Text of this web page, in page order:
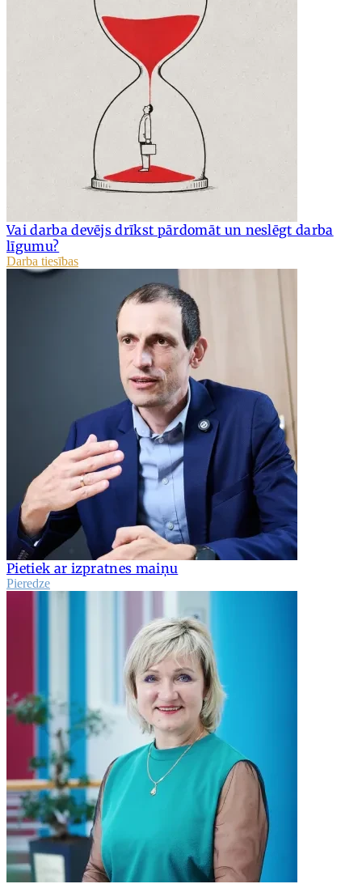
Vai darba devējs drīkst pārdomāt un neslēgt darba
līgumu?
Darba tiesības
Pietiek ar izpratnes maiņu
Pieredze